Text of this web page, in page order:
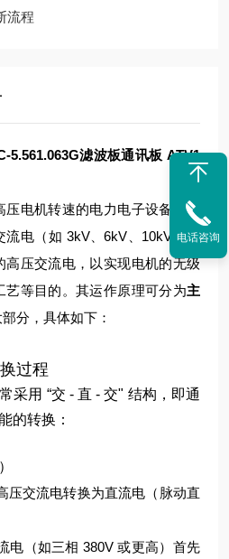
流程
5.561.063G滤波板通讯板 ATV1
电机转速的电力电子设备，其
流电（如 3kV、6kV、10kV）转
高压交流电，以实现电机的无级
艺等目的。其运作原理可分为主
分，具体如下：
过程
采用 “交 - 直 - 交" 结构，即通
的转换：
压交流电转换为直流电（脉动直
电（如三相 380V 或更高）首先
电话咨询